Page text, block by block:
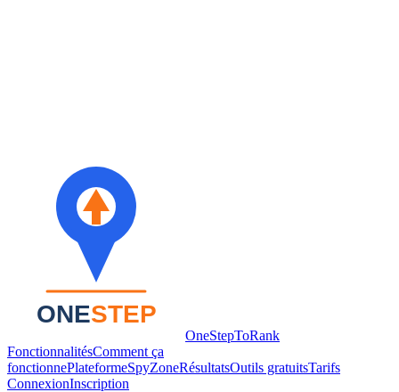
OneStepToRank
FonctionnalitésComment ça
fonctionnePlateformeSpyZoneRésultatsOutils gratuitsTarifs
ConnexionInscription